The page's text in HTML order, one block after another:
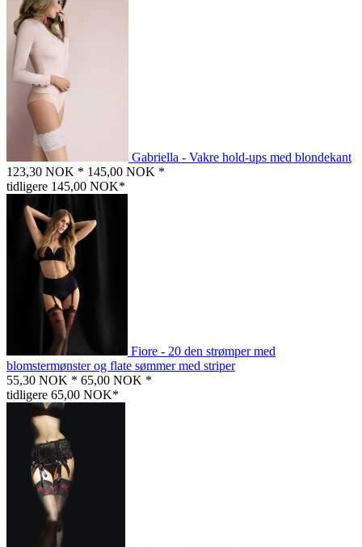
Gabriella - Vakre hold-ups med blondekant
123,30 NOK * 145,00 NOK *
tidligere 145,00 NOK*
Fiore - 20 den strømper med
blomstermønster og flate sømmer med striper
55,30 NOK * 65,00 NOK *
tidligere 65,00 NOK*